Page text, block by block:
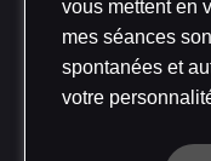
vous mettent en
mes séances
spontanées et
votre